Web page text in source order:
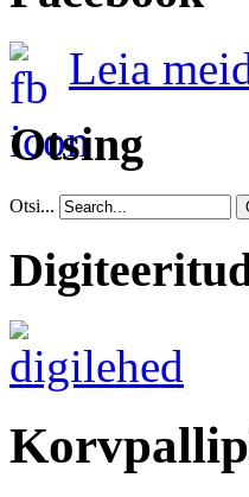
Leia
Otsing
Otsi...